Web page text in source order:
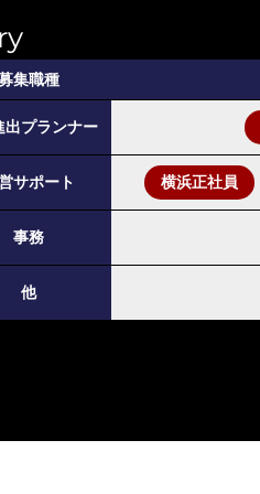
集職種
出プランナー
サポート 横浜正社員
事務
他